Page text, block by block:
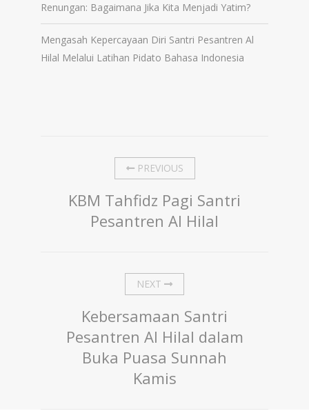
Renungan: Bagaimana Jika Kita Menjadi Yatim?
Mengasah Kepercayaan Diri Santri Pesantren Al
Hilal Melalui Latihan Pidato Bahasa Indonesia
PREVIOUS
KBM Tahfidz Pagi Santri
Pesantren Al Hilal
NEXT
Kebersamaan Santri
Pesantren Al Hilal dalam
Buka Puasa Sunnah
Kamis